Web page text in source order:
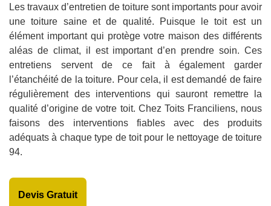
Les travaux d’entretien de toiture sont importants pour avoir
une toiture saine et de qualité. Puisque le toit est un
élément important qui protège votre maison des différents
aléas de climat, il est important d’en prendre soin. Ces
entretiens servent de ce fait à également garder
l’étanchéité de la toiture. Pour cela, il est demandé de faire
régulièrement des interventions qui sauront remettre la
qualité d’origine de votre toit. Chez Toits Franciliens, nous
faisons des interventions fiables avec des produits
adéquats à chaque type de toit pour le nettoyage de toiture
94.
Devis Gratuit